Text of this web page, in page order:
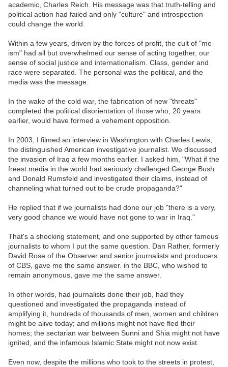
academic, Charles Reich. His message was that truth-telling and
political action had failed and only "culture" and introspection
could change the world.
Within a few years, driven by the forces of profit, the cult of "me-
ism" had all but overwhelmed our sense of acting together, our
sense of social justice and internationalism. Class, gender and
race were separated. The personal was the political, and the
media was the message.
In the wake of the cold war, the fabrication of new "threats"
completed the political disorientation of those who, 20 years
earlier, would have formed a vehement opposition.
In 2003, I filmed an interview in Washington with Charles Lewis,
the distinguished American investigative journalist. We discussed
the invasion of Iraq a few months earlier. I asked him, "What if the
freest media in the world had seriously challenged George Bush
and Donald Rumsfeld and investigated their claims, instead of
channeling what turned out to be crude propaganda?"
He replied that if we journalists had done our job "there is a very,
very good chance we would have not gone to war in Iraq."
That's a shocking statement, and one supported by other famous
journalists to whom I put the same question. Dan Rather, formerly
David Rose of the Observer and senior journalists and producers
of CBS, gave me the same answer. in the BBC, who wished to
remain anonymous, gave me the same answer.
In other words, had journalists done their job, had they
questioned and investigated the propaganda instead of
amplifying it, hundreds of thousands of men, women and children
might be alive today; and millions might not have fled their
homes; the sectarian war between Sunni and Shia might not have
ignited, and the infamous Islamic State might not now exist.
Even now, despite the millions who took to the streets in protest,